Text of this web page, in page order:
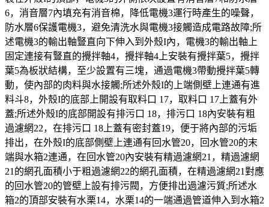
6，消音層7內填充有消音棉，降低電機3運行時產生的噪聲，
防水層6保護電機3，避免清洗水與電機3接觸造成電路故障;所
述電機3的輸出軸豎直向下伸入到外殼I內，電機3的輸出軸上
固定連接有豎直的攪拌軸4，攪拌軸4上安裝有攪拌葉5，攪拌
葉5為板狀結構，至少設置有三塊，通過電機3帶動攪拌葉5轉
動，使內部的肉料與水接觸;所述外殼I的上端側壁上連通有進
料斗8，外殼I的底部上開設有取料口 17，取料口 17上蓋有外
蓋;所述外殼I的底部開設有排污口 18，排污口 18內安裝有粗
過濾網22，在排污口 18上蓋有密封蓋19，便于將內部的污垢
排出，在外殼I的底部側壁上連通有回水管20，回水管20的末
端與水箱2連通，在回水管20內安裝有精過濾網21，精過濾網
21的網孔面積小于粗過濾網22的網孔面積，在精過濾網21對應
的回水管20的管壁上設有排污閥，方便排出過濾污質;所述水
箱2的頂部安裝有水栗14，水栗14的一端通過管道伸入到水箱2